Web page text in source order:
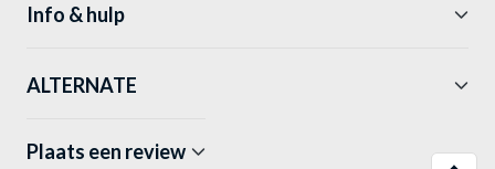
Info & hulp
ALTERNATE
Plaats een review